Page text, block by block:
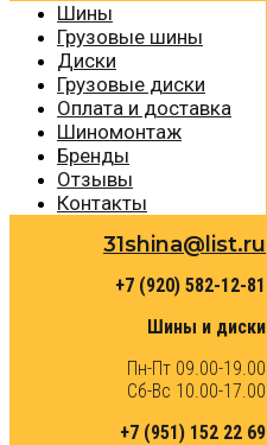
Шины
Грузовые шины
Диски
Грузовые диски
Оплата и доставка
Шиномонтаж
Бренды
Отзывы
Контакты
31shina@list.ru
+7 (920) 582-12-81
Шины и диски
Пн-Пт 09.00-19.00
Сб-Вс 10.00-17.00
+7 (951) 152 22 69